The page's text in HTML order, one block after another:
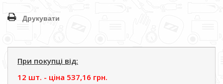
Друкувати
При покупці від:
12 шт. - цiна 537,16 грн.